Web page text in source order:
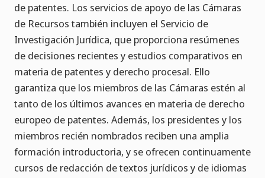
de patentes. Los servicios de apoyo de las Cámaras
de Recursos también incluyen el Servicio de
Investigación Jurídica, que proporciona resúmenes
de decisiones recientes y estudios comparativos en
materia de patentes y derecho procesal. Ello
garantiza que los miembros de las Cámaras estén al
tanto de los últimos avances en materia de derecho
europeo de patentes. Además, los presidentes y los
miembros recién nombrados reciben una amplia
formación introductoria, y se ofrecen continuamente
cursos de redacción de textos jurídicos y de idiomas